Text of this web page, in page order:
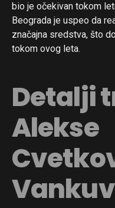
bio je očekivan tokom
Beograda je uspeo da
značajna sredstva, što
tokom ovog leta.
Detalji
Alekse